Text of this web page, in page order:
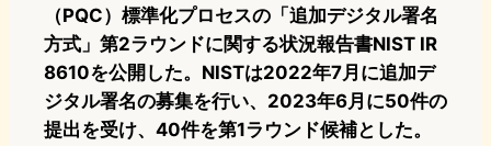
（PQC）標準化プロセスの「追加デジタル署名
方式」第2ラウンドに関する状況報告書NIST IR
8610を公開した。NISTは2022年7月に追加デ
ジタル署名の募集を行い、2023年6月に50件の
提出を受け、40件を第1ラウンド候補とした。